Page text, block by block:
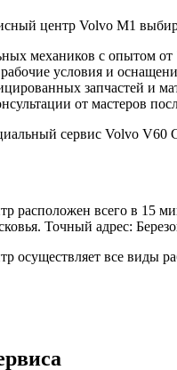
центр Volvo M1
механиков с опытом от
условия и
запчастей и
от мастеров
сервис Volvo V60
расположен всего в 15
Точный адрес:
осуществляет все виды